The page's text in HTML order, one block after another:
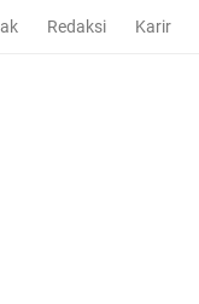
Redaksi Karir